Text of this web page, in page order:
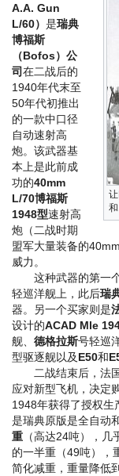
A.A. Gun
L/60） 是瑞典
博福斯
（Bofos）公
司在二战后的
1940年代末至
50年代初推出
的一款中口径
自动速射高
炮。该武器基
本上是此前成
功的40mm
L/70博福斯
1948型速射高
炮（二战时期
盟军大量装备的
威力。
这种武器的第一
轻巡洋舰上，此后瑞
器。另一个买家则是
设计的ACAD Mle
舰、 德格拉斯号轻巡
型驱逐舰以及E50和
二战结束后，法国
应对新型飞机，决定
1948年获得了授权生
是瑞典原版是全自动
重 （高达24吨），
的一半重（49吨），
简化减重，重量降低